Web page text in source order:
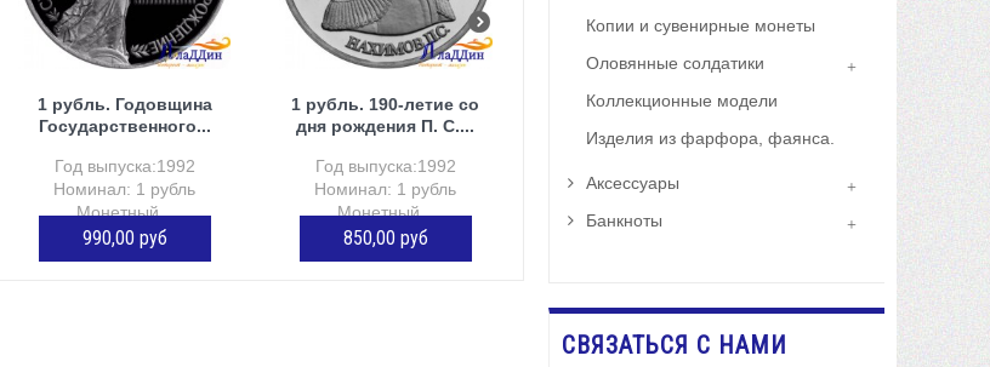
1 рубль. Годовщина
Государственного...
Год выпуска:1992
Номинал: 1 рубль
Монетный...
990,00 руб
1 рубль. 190-летие со
дня рождения П. С....
Год выпуска:1992
Номинал: 1 рубль
Монетный...
850,00 руб
Копии и сувенирные монеты
Оловянные солдатики
Коллекционные модели
Изделия из фарфора, фаянса.
Аксессуары
Банкноты
СВЯЗАТЬСЯ С НАМИ